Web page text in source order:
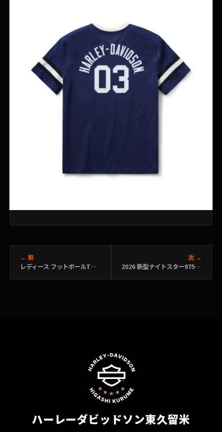
← 前
レディース フットボールTシャツ入荷！
次 →
2026 新型ナイトスター975｜150万円を切る価格で新登場！軽い・楽しい・買いやすい
ハーレーダビッドソン東久留米